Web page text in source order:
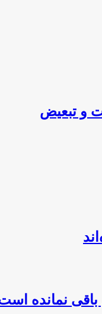
و تبعیض
نمانده